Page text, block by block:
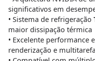
significativos em
• Sistema de refrigeração
maior dissipação térmica
• Excelente performance
renderização e